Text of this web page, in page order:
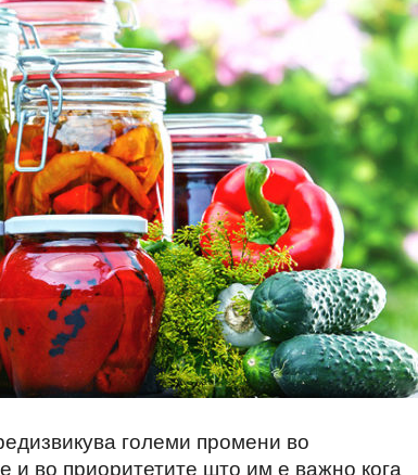
големи промени во
и во приоритетите што им е важно кога